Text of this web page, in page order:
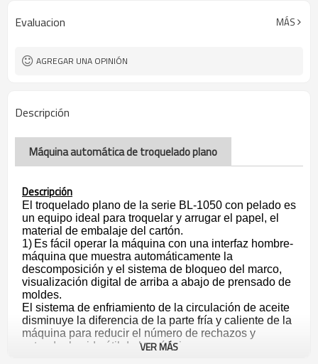
Evaluacion MÁS
AGREGAR UNA OPINIÓN
Descripción
Máquina automática de troquelado plano
Descripción
El troquelado plano de la serie BL-1050 con pelado es
un equipo ideal para troquelar y arrugar el papel, el
material de embalaje del cartón.
1) Es fácil operar la máquina con una interfaz hombre-
máquina que muestra automáticamente la
descomposición y el sistema de bloqueo del marco,
visualización digital de arriba a abajo de prensado de
moldes.
El sistema de enfriamiento de la circulación de aceite
disminuye la diferencia de la parte fría y caliente de la
máquina para reducir el número de rechazos y
extender la vida útil de la máquina.
VER MÁS